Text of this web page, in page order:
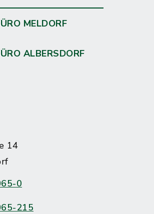
MELDORF
ALBERSDORF
14
0
215